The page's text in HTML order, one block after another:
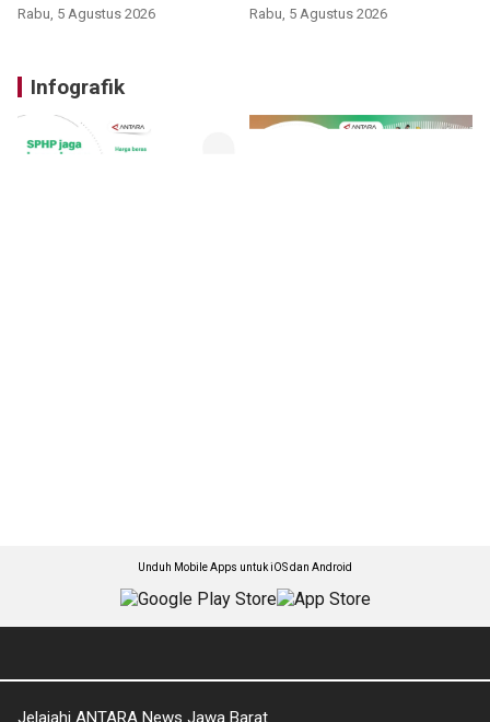
Rabu, 5 Agustus 2026 Rabu, 5 Agustus 2026
Infografik
Unduh Mobile Apps untuk iOS dan Android
Jelajahi ANTARA News Jawa Barat